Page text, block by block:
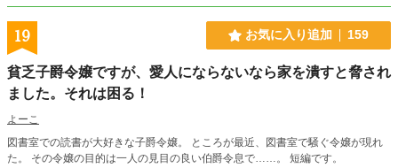
19 お気に入り追加 159
貧乏子爵令嬢ですが、愛人にならないなら家を潰すと脅され
ました。それは困る！
よーこ
図書室での読書が大好きな子爵令嬢。 ところが最近、図書室で騒ぐ令嬢が現れ
た。 その令嬢の目的は一人の見目の良い伯爵令息で……。 短編です。